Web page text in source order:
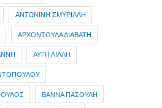
ΑΝΤΩΝΙΝΗ ΣΜΥΡΙΛΛΗ
ΑΡΧΟΝΤΟΥΛΑ ΔΙΑΒΑΤΗ
ΑΥΓΗ ΛΙΛΛΗ
ΒΑΝΝΑ ΠΑΣΟΥΛΗ